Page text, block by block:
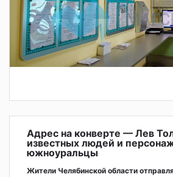
Адрес на конверте — Лев
известных людей и
южноуральцы
Жители Челябинской области